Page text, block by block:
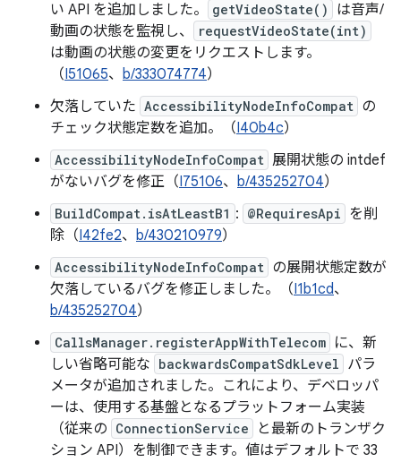
い API を追加しました。
getVideoState()
は音声/
動画の状態を監視し、
requestVideoState(int)
は動画の状態の変更をリクエストします。
（I51065、 b/333074774）
欠落していた AccessibilityNodeInfoCompat の
チェック状態定数を追加。（I40b4c）
AccessibilityNodeInfoCompat 展開状態の intdef
がないバグを修正（I75106、 b/435252704）
BuildCompat.isAtLeastB1 : @RequiresApi を削
除（I42fe2、 b/430210979）
AccessibilityNodeInfoCompat の展開状態定数が
欠落しているバグを修正しました。（I1b1cd、
b/435252704）
CallsManager.registerAppWithTelecom に、新
しい省略可能な backwardsCompatSdkLevel パラ
メータが追加されました。これにより、デベロッパ
ーは、使用する基盤となるプラットフォーム実装
（従来の ConnectionService
と最新のトランザク
ション API）を制御できます。値はデフォルトで 33